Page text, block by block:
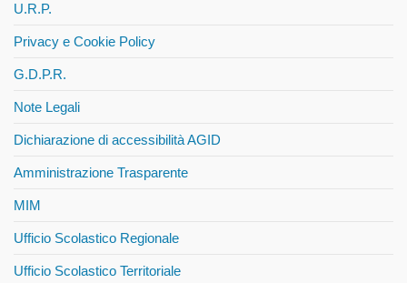
U.R.P.
Privacy e Cookie Policy
G.D.P.R.
Note Legali
Dichiarazione di accessibilità AGID
Amministrazione Trasparente
MIM
Ufficio Scolastico Regionale
Ufficio Scolastico Territoriale